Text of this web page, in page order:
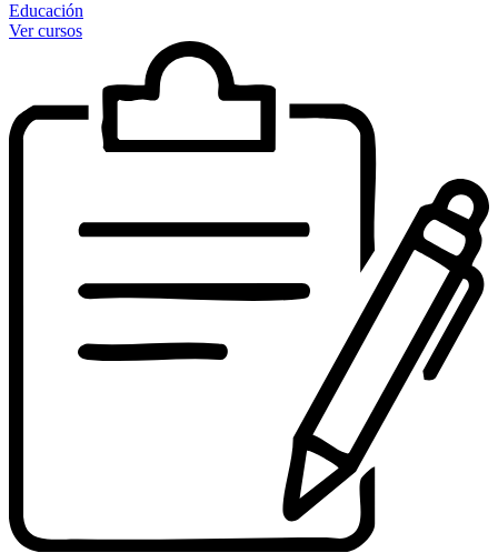
Educación
Ver cursos